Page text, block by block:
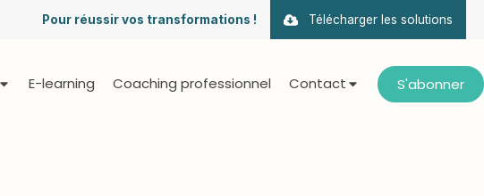
Télécharger les solutions
Pour réussir vos transformations !
E-learning Coaching professionnel Contact S'abonner